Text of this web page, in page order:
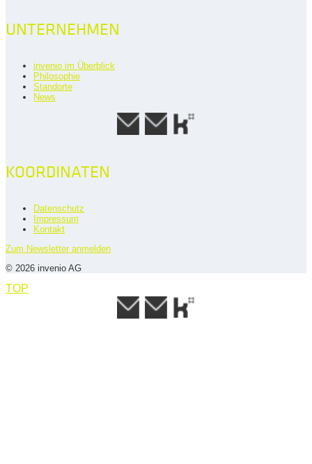
UNTERNEHMEN
invenio im Überblick
Philosophie
Standorte
News
KOORDINATEN
Datenschutz
Impressum
Kontakt
Zum Newsletter anmelden
© 2026 invenio AG
TOP